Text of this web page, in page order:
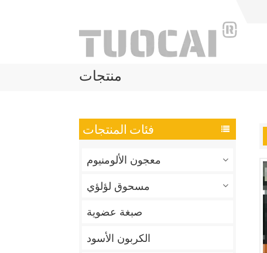
منتجات
فئات المنتجات
معجون الألومنيوم
مسحوق لؤلؤي
صبغة عضوية
الكربون الأسود